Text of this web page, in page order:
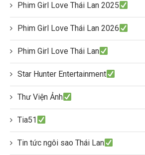
Phim Girl Love Thái Lan 2025
Phim Girl Love Thái Lan 2026
Phim Girl Love Thái Lan
Star Hunter Entertainment
Thư Viện Ảnh
Tia51
Tin tức ngôi sao Thái Lan